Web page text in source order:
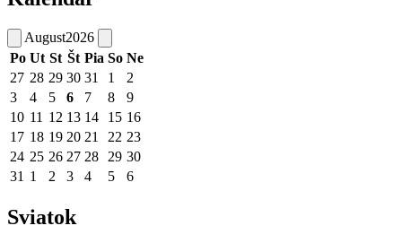
August2026
Po Ut St Št Pia So Ne
27 28 29 30 31 1
2
3
4 5 6 7 8
9
10 11 12 13 14 15 16
17 18 19 20 21 22 23
24 25 26 27 28 29 30
31 1 2 3 4 5 6
Sviatok